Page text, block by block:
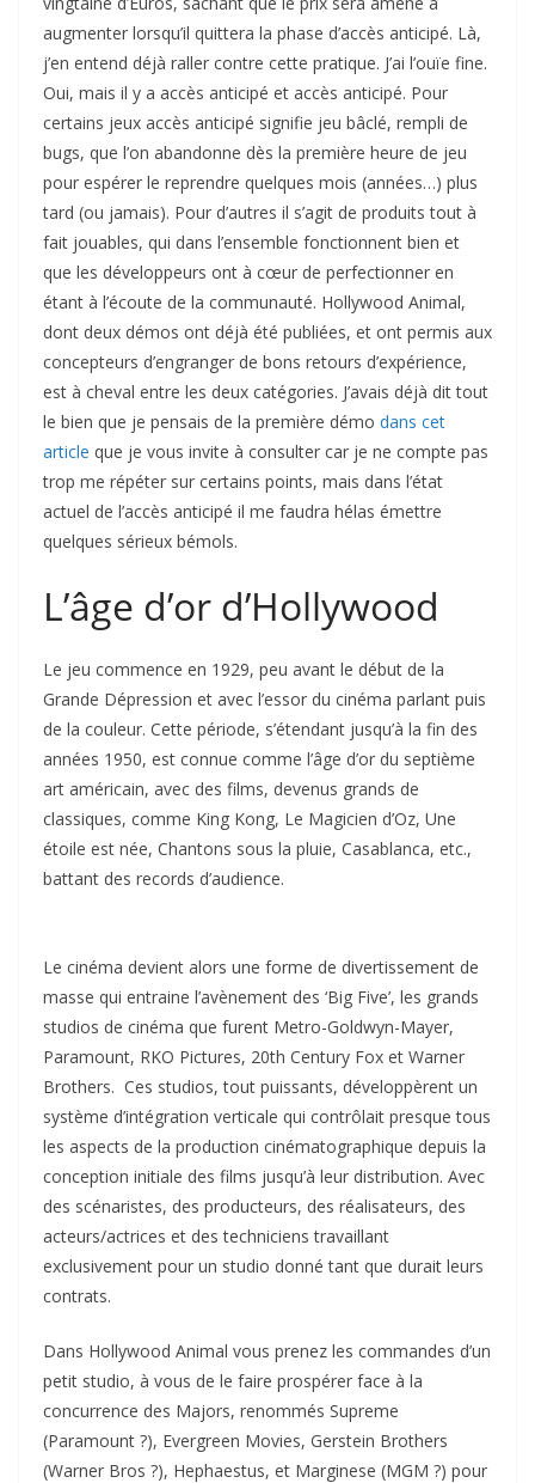
augmenter lorsqu’il quittera la phase d’accès anticipé. Là,
j’en entend déjà raller contre cette pratique. J’ai l’ouïe fine.
Oui, mais il y a accès anticipé et accès anticipé. Pour
certains jeux accès anticipé signifie jeu bâclé, rempli de
bugs, que l’on abandonne dès la première heure de jeu
pour espérer le reprendre quelques mois (années…) plus
tard (ou jamais). Pour d’autres il s’agit de produits tout à
fait jouables, qui dans l’ensemble fonctionnent bien et
que les développeurs ont à cœur de perfectionner en
étant à l’écoute de la communauté. Hollywood Animal,
dont deux démos ont déjà été publiées, et ont permis aux
concepteurs d’engranger de bons retours d’expérience,
est à cheval entre les deux catégories. J’avais déjà dit tout
le bien que je pensais de la première démo dans cet
article que je vous invite à consulter car je ne compte pas
trop me répéter sur certains points, mais dans l’état
actuel de l’accès anticipé il me faudra hélas émettre
quelques sérieux bémols.
L’âge d’or d’Hollywood
Le jeu commence en 1929, peu avant le début de la
Grande Dépression et avec l’essor du cinéma parlant puis
de la couleur. Cette période, s’étendant jusqu’à la fin des
années 1950, est connue comme l’âge d’or du septième
art américain, avec des films, devenus grands de
classiques, comme King Kong, Le Magicien d’Oz, Une
étoile est née, Chantons sous la pluie, Casablanca, etc.,
battant des records d’audience.
Le cinéma devient alors une forme de divertissement de
masse qui entraine l’avènement des ‘Big Five’, les grands
studios de cinéma que furent Metro-Goldwyn-Mayer,
Paramount, RKO Pictures, 20th Century Fox et Warner
Brothers. Ces studios, tout puissants, développèrent un
système d’intégration verticale qui contrôlait presque tous
les aspects de la production cinématographique depuis la
conception initiale des films jusqu’à leur distribution. Avec
des scénaristes, des producteurs, des réalisateurs, des
acteurs/actrices et des techniciens travaillant
exclusivement pour un studio donné tant que durait leurs
contrats.
Dans Hollywood Animal vous prenez les commandes d’un
petit studio, à vous de le faire prospérer face à la
concurrence des Majors, renommés Supreme
(Paramount ?), Evergreen Movies, Gerstein Brothers
(Warner Bros ?), Hephaestus, et Marginese (MGM ?) pour